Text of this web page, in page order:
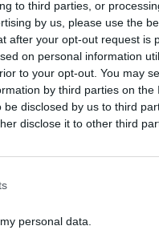
to third parties, or
by us, please use the
after your opt-out request is
on personal information
to your opt-out. You may
by third parties on the
disclosed by us to third
disclose it to other third
personal data.
che ha
credito,
ai polsi.
nel porsi
di essere
voglia, ma
scelta